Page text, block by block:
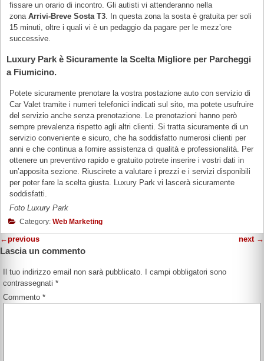
fissare un orario di incontro. Gli autisti vi attenderanno nella
zonaArrivi-Breve Sosta T3. In questa zona la sosta è gratuita per soli
15 minuti, oltre i quali vi è un pedaggio da pagare per le mezz’ore
successive.
Luxury Park è Sicuramente la Scelta Migliore per Parcheggi
a Fiumicino.
Potete sicuramente prenotare la vostra postazione auto con servizio di
Car Valet tramite i numeri telefonici indicati sul sito, ma potete usufruire
del servizio anche senza prenotazione. Le prenotazioni hanno però
sempre prevalenza rispetto agli altri clienti. Si tratta sicuramente di un
servizio conveniente e sicuro, che ha soddisfatto numerosi clienti per
anni e che continua a fornire assistenza di qualità e professionalità. Per
ottenere un preventivo rapido e gratuito potrete inserire i vostri dati in
un’apposita sezione. Riuscirete a valutare i prezzi e i servizi disponibili
per poter fare la scelta giusta. Luxury Park vi lascerà sicuramente
soddisfatti.
Foto Luxury Park
Category: Web Marketing
←previous next →
Lascia un commento
Il tuo indirizzo email non sarà pubblicato.
I campi obbligatori sono
contrassegnati*
Commento*